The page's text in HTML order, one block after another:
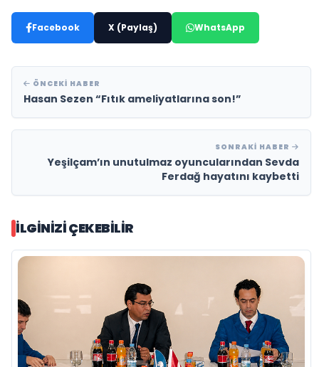
Facebook X (Paylaş) WhatsApp
ÖNCEKI HABER
Hasan Sezen “Fıtık ameliyatlarına son!”
SONRAKI HABER
Yeşilçam’ın unutulmaz oyuncularından Sevda
Ferdağ hayatını kaybetti
İLGINIZI ÇEKEBILIR